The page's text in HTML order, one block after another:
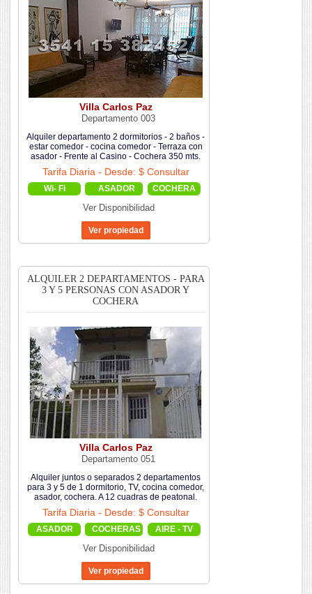
Villa Carlos Paz
Departamento 003
Alquiler departamento 2 dormitorios - 2 baños -
estar comedor - cocina comedor - Terraza con
asador - Frente al Casino - Cochera 350 mts.
Tarifa Diaria - Desde: $ Consultar
Wi- Fi ASADOR COCHERA
Ver Disponibilidad
ALQUILER 2 DEPARTAMENTOS - PARA
3 Y 5 PERSONAS CON ASADOR Y
COCHERA
Villa Carlos Paz
Departamento 051
Alquiler juntos o separados 2 departamentos
para 3 y 5 de 1 dormitorio, TV, cocina comedor,
asador, cochera. A 12 cuadras de peatonal.
Tarifa Diaria - Desde: $ Consultar
ASADOR COCHERAS AIRE - TV
Ver Disponibilidad